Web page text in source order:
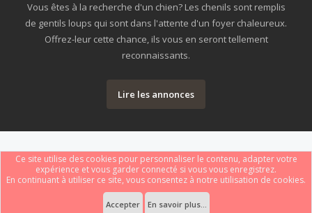
Vous êtes à la recherche d'un chien? Les chenils sont remplis
de gentils loups qui sont dans l'attente d'un foyer chaleureux.
Offrez-leur cette chance, ils vous en seront tellement
reconnaissants.
Lire les annonces
Forum software by XenForo® Le forum est hébergé par
Some XenForo functionality crafted by
Ce site utilise des cookies pour personnaliser le contenu, adapter votre
expérience et vous garder connecté si vous vous enregistrez.
En continuant à utiliser ce site, vous consentez à notre utilisation de cookies.
Accepter En savoir plus...